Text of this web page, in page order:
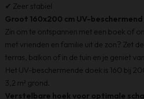
✔ Zeer stabiel
Groot 160x200 cm UV-
Zin om te ontspannen met een boek of
met vrienden en familie uit de zon? Zet
terras, balkon of in de tuin en je geniet
Het UV-beschermende doek is 160 bij
3,2 m² grond.
Verstelbare hoek voor optimale